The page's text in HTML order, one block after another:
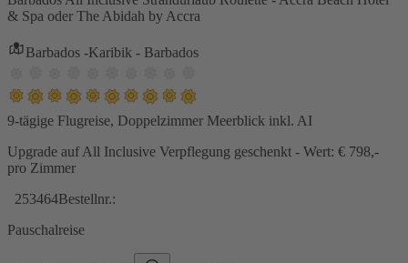
& Spa oder The Abidah by Accra
Barbados -Karibik - Barbados
9-tägige Flugreise, Doppelzimmer Meerblick inkl. AI
Upgrade auf All Inclusive Verpflegung geschenkt - Wert: € 798,-
pro Zimmer
253464Bestellnr.:
Pauschalreise